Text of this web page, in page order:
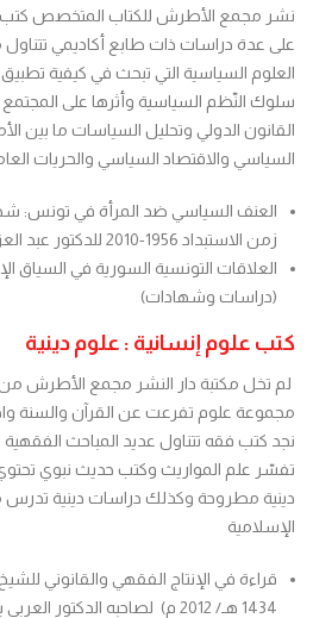
نشر مجمع الأطرش للكتاب المتخصص كتب
على عدة دراسات ذات طابع أكاديمي
العلوم السياسية التي تبحث في كيفية
سلوك النّظم السياسية وأثرها على
القانون الدولي وتحليل السياسات ما بين
السياسي والاقتصاد السياسي والحريات
العنف السياسي ضد المرأة في تونس:
زمن الاستبداد 1956-2010 للدكتور عبد العزيز بن عبد النبي
العلاقات التونسية السورية في السياق
(دراسات وشهادات)
كتب علوم إنسانية : علوم دينية
لم تخل مكتبة دار النشر مجمع الأطرش من
مجموعة علوم تفرعت عن القرآن والسنة
نجد كتب فقه تتناول عديد المباحث الفقهية
تفسّر علم المواريث وكتب حديث نبوي
دينية مطروحة وكذلك دراسات دينية تدرس
الإسلامية
قراءة في الإنتاج الفقهي والقانوني
1434 هـ/ 2012 م) لصاحبه الدكتور العربي بوشمال